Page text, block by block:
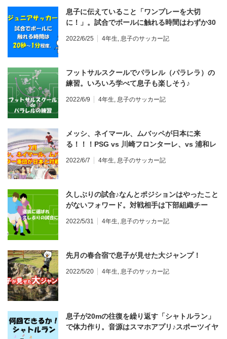
息子に伝えていること「ワンプレーを大切
に！」。試合でボールに触れる時間はわずか30
2022/6/25 4年生, 息子のサッカー記
フットサルスクールでパラレル（パラレラ）の
練習。いろいろ学べて息子も楽しそう♪
2022/6/9 4年生, 息子のサッカー記
メッシ、ネイマール、ムバッペが日本に来
る！！！PSG vs 川崎フロンターレ、vs 浦和レ
2022/6/7 4年生, 息子のサッカー記
久しぶりの試合♪なんとポジションはやったこと
がないフォワード。対戦相手は下部組織チー
2022/5/31 4年生, 息子のサッカー記
先月の春合宿で息子が見せた大ジャンプ！
2022/5/20 4年生, 息子のサッカー記
息子が20mの往復を繰り返す「シャトルラン」
で体力作り。音源はスマホアプリ♪スポーツイヤ